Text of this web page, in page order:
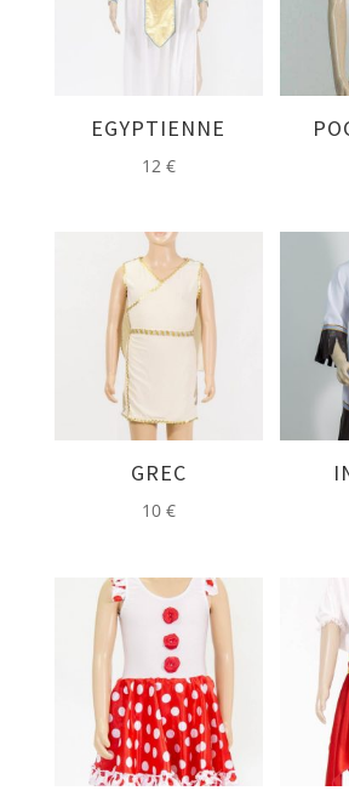
EGYPTIENNE
12 €
GREC
10 €